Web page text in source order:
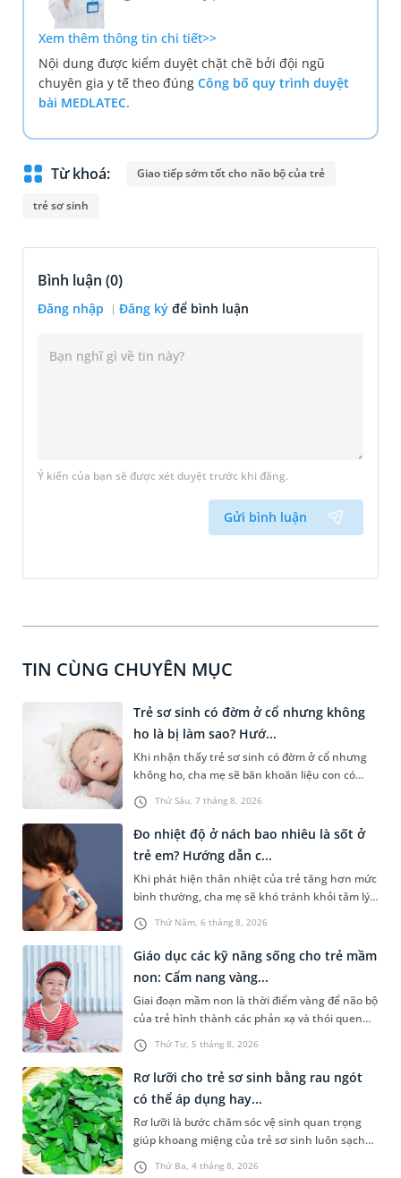
Xem thêm thông tin chi tiết>>
Nội dung được kiểm duyệt chặt chẽ bởi đội ngũ
chuyên gia y tế theo đúng Công bố quy trình duyệt
bài MEDLATEC.
Từ khoá: Giao tiếp sớm tốt cho não bộ của trẻ
trẻ sơ sinh
Bình luận (0)
Đăng nhập Đăng ký để bình luận
Ý kiến của bạn sẽ được xét duyệt trước khi đăng.
Gửi bình luận
TIN CÙNG CHUYÊN MỤC
Thứ Sáu, 7 tháng 8, 2026
Trẻ sơ sinh có đờm ở cổ nhưng không
ho là bị làm sao? Hướ...
Khi nhận thấy trẻ sơ sinh có đờm ở cổ nhưng
không ho, cha mẹ sẽ băn khoăn liệu con có
đang mắc bệnh đường hô hấp hay không.
Những chia sẻ dưới đây sẽ giúp cha mẹ hiểu
thêm về nguyên nhân gây nên tình trạng này
và cách xử trí an toàn để giúp bé dễ chịu, tránh
gặp phải vấn đề nguy hại cho sức khỏe.
Thứ Năm, 6 tháng 8, 2026
Đo nhiệt độ ở nách bao nhiêu là sốt ở
trẻ em? Hướng dẫn c...
Khi phát hiện thân nhiệt của trẻ tăng hơn mức
bình thường, cha mẹ sẽ khó tránh khỏi tâm lý
lo lắng. Tuy nhiên, không phải ai cũng biết đo
nhiệt độ ở nách bao nhiêu là sốt ở trẻ em và
cách chăm sóc trẻ sốt sao cho an toàn. Những
chia sẻ dưới đây sẽ cùng cha mẹ tìm hiểu vấn
đề này để giúp bé nhanh hồi phục và phòng
ngừa nguy cơ xảy ra biến chứng.
Thứ Tư, 5 tháng 8, 2026
Giáo dục các kỹ năng sống cho trẻ mầm
non: Cẩm nang vàng...
Giai đoạn mầm non là thời điểm vàng để não bộ
của trẻ hình thành các phản xạ và thói quen
hành vi nền tảng. Việc trang bị sớm các kỹ
năng sống cho trẻ mầm non không chỉ giúp
con vững vàng tự lập từ nhỏ mà còn là chiếc
khiên bảo vệ con an toàn khi bắt đầu bước ra
khám phá thế giới xung quanh.
Thứ Ba, 4 tháng 8, 2026
Rơ lưỡi cho trẻ sơ sinh bằng rau ngót
có thể áp dụng hay...
Rơ lưỡi là bước chăm sóc vệ sinh quan trọng
giúp khoang miệng của trẻ sơ sinh luôn sạch
sẽ, hạn chế cặn sữa tích tụ và giảm nguy cơ